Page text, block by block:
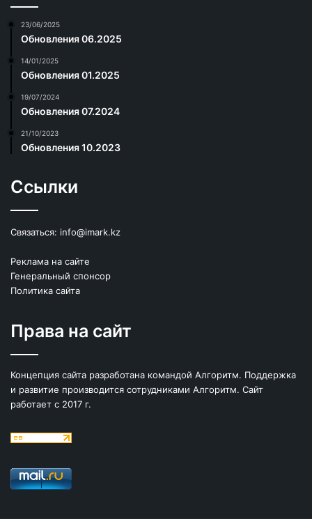
23/06/2025
Обновления 06.2025
14/01/2025
Обновления 01.2025
19/07/2024
Обновления 07.2024
21/10/2023
Обновления 10.2023
Ссылки
Связаться: info@imark.kz
Реклама на сайте
Генеральный спонсор
Политика сайта
Права на сайт
Концепция сайта разработана командой Алгоритм. Поддержка
и развитие производится сотрудниками Алгоритм. Сайт
работает с 2017 г.